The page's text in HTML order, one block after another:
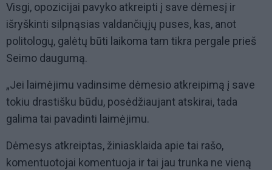
Visgi, opozicijai pavyko atkreipti į save dėmesį ir
išryškinti silpnąsias valdančiųjų puses, kas, anot
politologų, galėtų būti laikoma tam tikra pergale prieš
Seimo daugumą.
„Jei laimėjimu vadinsime dėmesio atkreipimą į save
tokiu drastišku būdu, posėdžiaujant atskirai, tada
galima tai pavadinti laimėjimu.
Dėmesys atkreiptas, žiniasklaida apie tai rašo,
komentuotojai komentuoja ir tai jau trunka ne vieną